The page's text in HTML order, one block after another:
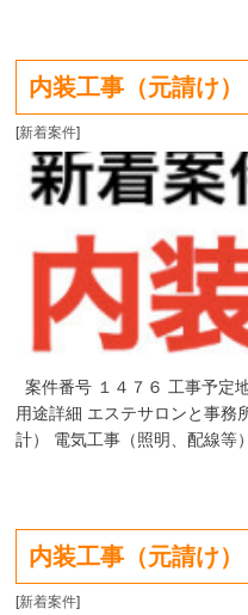
内装工事（元請け
[新着案件]
案件番号 １４７６ 工事予定
用途詳細 エステサロンと事務
計） 電気工事（照明、配線等
内装工事（元請け
[新着案件]